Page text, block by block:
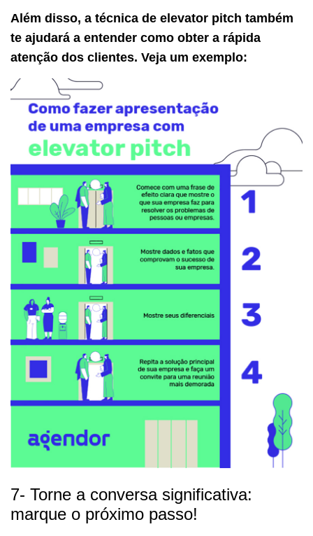
Além disso, a técnica de elevator pitch também
te ajudará a entender como obter a rápida
atenção dos clientes. Veja um exemplo:
7- Torne a conversa significativa:
marque o próximo passo!